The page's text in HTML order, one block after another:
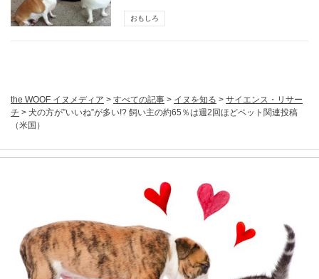
おもしろ
the WOOF イヌメディア > すべての記事 > イヌを知る > サイエンス・リサー
チ > 犬の方が”いいね”が多い!? 飼い主の約65％は週2回ほどペット関連投稿
（米国）